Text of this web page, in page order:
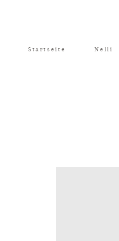
Startseite Nelli